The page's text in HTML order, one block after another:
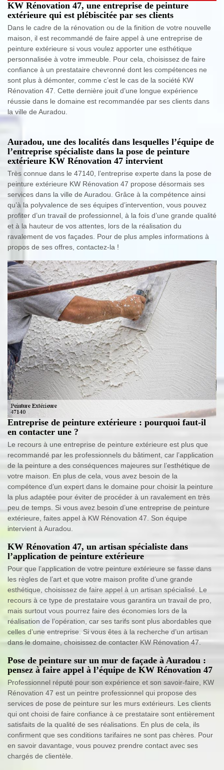
KW Rénovation 47, une entreprise de peinture
extérieure qui est plébiscitée par ses clients
Dans le cadre de la rénovation ou de la finition de votre nouvelle
maison, il est recommandé de faire appel à une entreprise de
peinture extérieure si vous voulez apporter une esthétique
personnalisée à votre immeuble. Pour cela, choisissez de faire
confiance à un prestataire chevronné dont les compétences ne
sont plus à démonter, comme c’est le cas de la société KW
Rénovation 47. Cette dernière jouit d’une longue expérience
réussie dans le domaine est recommandée par ses clients dans
la ville de Auradou.
Auradou, une des localités dans lesquelles l’équipe de
l’entreprise spécialiste dans la pose de peinture
extérieure KW Rénovation 47 intervient
Très connue dans le 47140, l’entreprise experte dans la pose de
peinture extérieure KW Rénovation 47 propose désormais ses
services dans la ville de Auradou. Grâce à la compétence ainsi
qu’à la polyvalence de ses équipes d’intervention, vous pouvez
profiter d’un travail de professionnel, à la fois d’une grande qualité
et à la hauteur de vos attentes, lors de la réalisation du
ravalement de vos façades. Pour de plus amples informations à
propos de ses offres, contactez-la !
Entreprise de peinture extérieure : pourquoi faut-il
en contacter une ?
Le recours à une entreprise de peinture extérieure est plus que
recommandé par les professionnels du bâtiment, car l’application
de la peinture a des conséquences majeures sur l’esthétique de
votre maison. En plus de cela, vous avez besoin de la
compétence d’un expert dans le domaine pour choisir la peinture
la plus adaptée pour éviter de procéder à un ravalement en très
peu de temps. Si vous avez besoin d’une entreprise de peinture
extérieure, faites appel à KW Rénovation 47. Son équipe
intervient à Auradou.
KW Rénovation 47, un artisan spécialiste dans
l’application de peinture extérieure
Pour que l’application de votre peinture extérieure se fasse dans
les règles de l’art et que votre maison profite d’une grande
esthétique, choisissez de faire appel à un artisan spécialisé. Le
recours à ce type de prestataire vous garantira un travail de pro,
mais surtout vous pourrez faire des économies lors de la
réalisation de l’opération, car ses tarifs sont plus abordables que
celles d’une entreprise. Si vous êtes à la recherche d’un artisan
dans le domaine, choisissez de contacter KW Rénovation 47.
Pose de peinture sur un mur de façade à Auradou :
pensez à faire appel à l’équipe de KW Rénovation 47
Professionnel réputé pour son expérience et son savoir-faire, KW
Rénovation 47 est un peintre professionnel qui propose des
services de pose de peinture sur les murs extérieurs. Les clients
qui ont choisi de faire confiance à ce prestataire sont entièrement
satisfaits de la qualité de ses réalisations. En plus de cela, ils
confirment que ses conditions tarifaires ne sont pas chères. Pour
en savoir davantage, vous pouvez prendre contact avec ses
chargés de clientèle.